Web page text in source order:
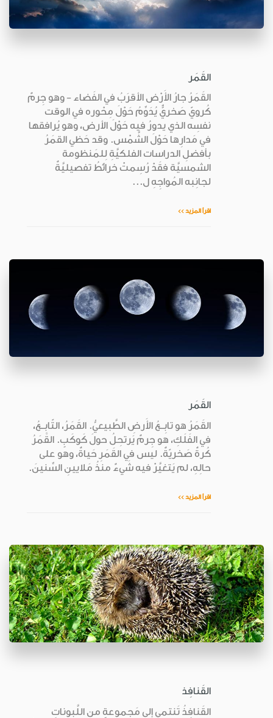
القَمَر
القَمَرُ جارُ الأَرْض الأقرَبُ في الفَضاء - وهو جِرمٌ
كُرويّ صَخريٌّ يُدَوِّمُ حَوْلَ مِحْوره في الوقت
نفسِه الذي يدورُ فيه حَوْلَ الأرض، وهو يُرافقها
في مَدارِها حَوْلَ الشَّمْس. وقد حَظي القمَرُ
بأفضلِ الدراسات الفلكيَّةِ لِلمَنظومة
الشمسيَّة فقَدْ رُسِمتْ خرائطُ تفصيليَّةٌ
لجانِبه المُواجِهِ ل...
اقرأ المزيد >>
القَمَر
القَمَرُ هو تابِــعُ الأَرضِ الطَّبيعيُّ. القَمَرُ، التّابِــعُ،
في الفَلَكِ، هو جِرمٌ يَرتحِلُ حولَ كَوكَبٍ. القَمَرُ
كُرةٌ صَخريّةٌ. ليس في القَمَرِ حَياةٌ، وهو على
حالِهِ، لم يَتغيَّرْ فيه شَيءٌ منذُ مَلايينِ السِّنينَ.
اقرأ المزيد >>
القَنافِذ
القَنافِذُ تَنتمي إلى مَجموعةٍ من اللَّبوناتِ